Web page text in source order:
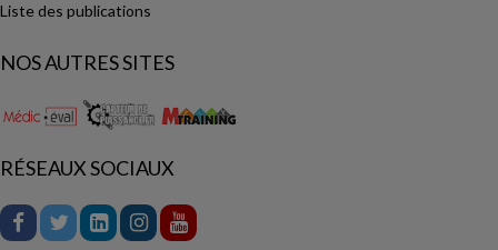
Liste des publications
NOS AUTRES SITES
RÉSEAUX SOCIAUX